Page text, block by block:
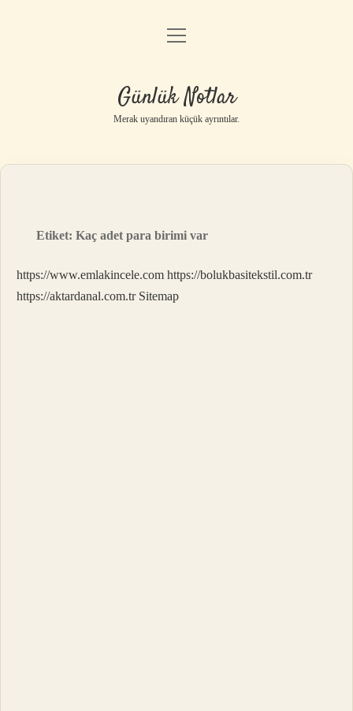
Anasayfa
Yasal Uyarı
menüyü
Günlük Notlar
Merak uyandıran küçük ayrıntılar.
Etiket:Kaç adet para birimi var
https://www.emlakincele.com https://bolukbasitekstil.com.tr
https://aktardanal.com.tr Sitemap